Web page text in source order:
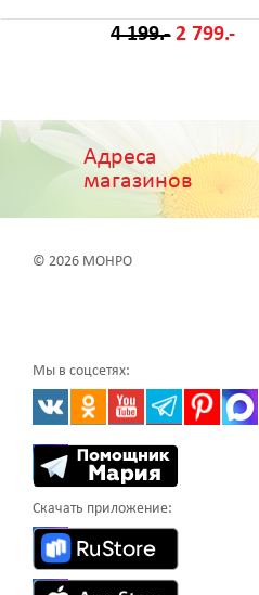
4 199.- 2 799.-
Адреса
магазинов
© 2026 МОНРО
Мы в соцсетях:
Скачать приложение: